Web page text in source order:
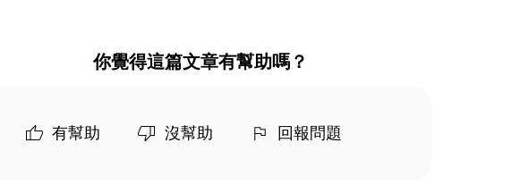
你覺得這篇文章有幫助嗎？
有幫助 沒幫助 回報問題